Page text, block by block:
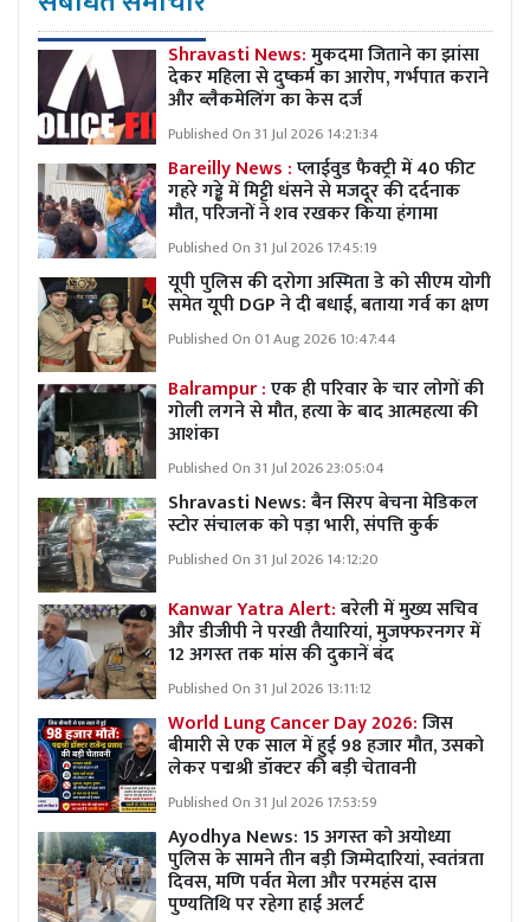
Shravasti News:मुकदमा जिताने का झांसा
देकर महिला से दुष्कर्म का आरोप, गर्भपात कराने
और ब्लैकमेलिंग का केस दर्ज
Published On 31 Jul 2026 14:21:34
Bareilly News :प्लाईवुड फैक्ट्री में 40 फीट
गहरे गड्ढे में मिट्टी धंसने से मजदूर की दर्दनाक
मौत, परिजनों ने शव रखकर किया हंगामा
Published On 31 Jul 2026 17:45:19
यूपी पुलिस की दरोगा अस्मिता डे को सीएम योगी
समेत यूपी DGP ने दी बधाई, बताया गर्व का क्षण
Published On 01 Aug 2026 10:47:44
Balrampur :एक ही परिवार के चार लोगों की
गोली लगने से मौत, हत्या के बाद आत्महत्या की
आशंका
Published On 31 Jul 2026 23:05:04
Shravasti News:बैन सिरप बेचना मेडिकल
स्टोर संचालक को पड़ा भारी, संपत्ति कुर्क
Published On 31 Jul 2026 14:12:20
Kanwar Yatra Alert:बरेली में मुख्य सचिव
और डीजीपी ने परखी तैयारियां, मुजफ्फरनगर में
12 अगस्त तक मांस की दुकानें बंद
Published On 31 Jul 2026 13:11:12
World Lung Cancer Day 2026:जिस
बीमारी से एक साल में हुई 98 हजार मौत, उसको
लेकर पद्मश्री डॉक्टर की बड़ी चेतावनी
Published On 31 Jul 2026 17:53:59
Ayodhya News: 15 अगस्त को अयोध्या
पुलिस के सामने तीन बड़ी जिम्मेदारियां, स्वतंत्रता
दिवस, मणि पर्वत मेला और परमहंस दास
पुण्यतिथि पर रहेगा हाई अलर्ट